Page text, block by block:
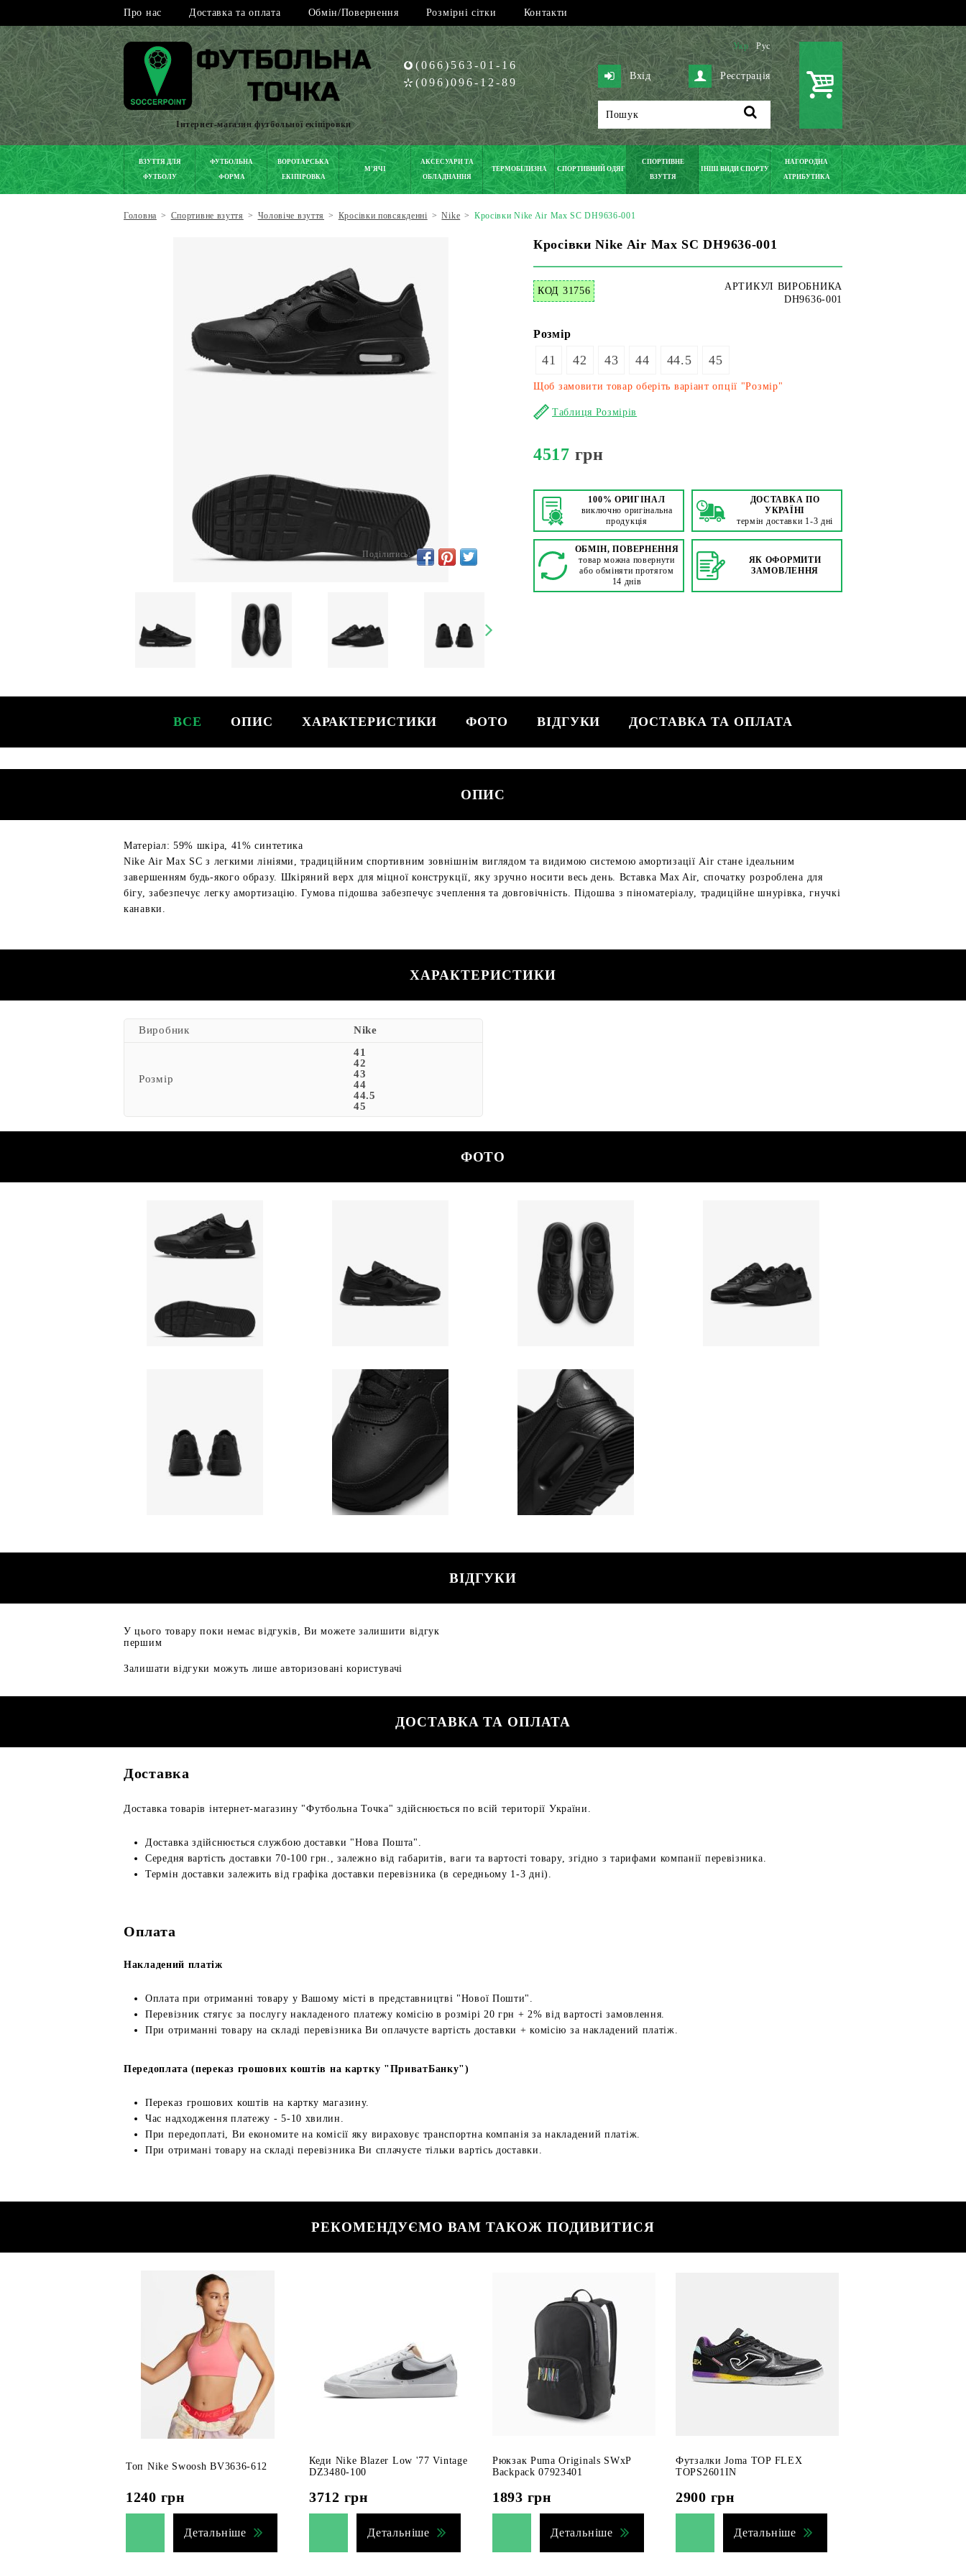
Про нас Доставка та оплата Обмін/Повернення Розмірні сітки Контакти
Інтернет-магазин футбольної екіпіровки
(066)563-01-16
(096)096-12-89
Укр Рус
Вхід Реєстрація
ВЗУТТЯ ДЛЯ
ФУТБОЛУ
ФУТБОЛЬНА
ФОРМА
ВОРОТАРСЬКА
ЕКІПІРОВКА
М'ЯЧІ
АКСЕСУАРИ ТА
ОБЛАДНАННЯ
ТЕРМОБІЛИЗНА СПОРТИВНИЙ ОДЯГ
СПОРТИВНЕ
ВЗУТТЯ
ІНШІ ВИДИ СПОРТУ
НАГОРОДНА
АТРИБУТИКА
Головна > Спортивне взуття > Чоловіче взуття > Кросівки повсякденні > Nike > Кросівки Nike Air Max SC DH9636-001
Кросівки Nike Air Max SC DH9636-001
КОД 31756
АРТИКУЛ ВИРОБНИКА
DH9636-001
Поділитись:
Розмір
41 42 43 44 44.5 45
Щоб замовити товар оберіть варіант опції "Розмір"
Таблиця Розмірів
4517 грн
100% ОРИГІНАЛ
виключно оригінальна
продукція
ДОСТАВКА ПО
УКРАЇНІ
термін доставки 1-3 дні
ОБМІН, ПОВЕРНЕННЯ
товар можна повернути
або обміняти протягом
14 днів
ЯК ОФОРМИТИ
ЗАМОВЛЕННЯ
ВСЕ ОПИС ХАРАКТЕРИСТИКИ ФОТО ВІДГУКИ ДОСТАВКА ТА ОПЛАТА
ОПИС
Матеріал: 59% шкіра, 41% синтетика
Nike Air Max SC з легкими лініями, традиційним спортивним зовнішнім виглядом та видимою системою амортизації Air стане ідеальним
завершенням будь-якого образу. Шкіряний верх для міцної конструкції, яку зручно носити весь день. Вставка Max Air, спочатку розроблена для
бігу, забезпечує легку амортизацію. Гумова підошва забезпечує зчеплення та довговічність. Підошва з піноматеріалу, традиційне шнурівка, гнучкі
канавки.
ХАРАКТЕРИСТИКИ
Виробник Nike
Розмір
41
42
43
44
44.5
45
ФОТО
ВІДГУКИ
У цього товару поки немає відгуків, Ви можете залишити відгук
першим
Залишати відгуки можуть лише авторизовані користувачі
ДОСТАВКА ТА ОПЛАТА
Доставка
Доставка товарів інтернет-магазину "Футбольна Точка" здійснюється по всій території України.
Доставка здійснюється службою доставки "Нова Пошта".
Середня вартість доставки 70-100 грн., залежно від габаритів, ваги та вартості товару, згідно з тарифами компанії перевізника.
Термін доставки залежить від графіка доставки перевізника (в середньому 1-3 дні).
Оплата
Накладений платіж
Оплата при отриманні товару у Вашому місті в представництві "Нової Пошти".
Перевізник стягує за послугу накладеного платежу комісію в розмірі 20 грн + 2% від вартості замовлення.
При отриманні товару на складі перевізника Ви оплачуєте вартість доставки + комісію за накладений платіж.
Передоплата (переказ грошових коштів на картку "ПриватБанку")
Переказ грошових коштів на картку магазину.
Час надходження платежу - 5-10 хвилин.
При передоплаті, Ви економите на комісії яку вираховує транспортна компанія за накладений платіж.
При отримані товару на складі перевізника Ви сплачуєте тільки вартісь доставки.
РЕКОМЕНДУЄМО ВАМ ТАКОЖ ПОДИВИТИСЯ
Топ Nike Swoosh BV3636-612
1240 грн
Детальніше
Кеди Nike Blazer Low '77 Vintage
DZ3480-100
3712 грн
Детальніше
Рюкзак Puma Originals SWxP
Backpack 07923401
1893 грн
Детальніше
Футзалки Joma TOP FLEX
TOPS2601IN
2900 грн
Детальніше